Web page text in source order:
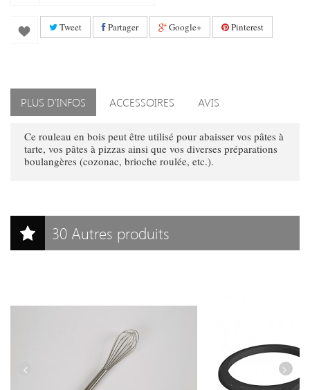
Tweet Partager Google+ Pinterest
PLUS D'INFOS ACCESSOIRES AVIS
Ce rouleau en bois peut être utilisé pour abaisser vos pâtes à
tarte, vos pâtes à pizzas ainsi que vos diverses préparations
boulangères (cozonac, brioche roulée, etc.).
30 Autres produits